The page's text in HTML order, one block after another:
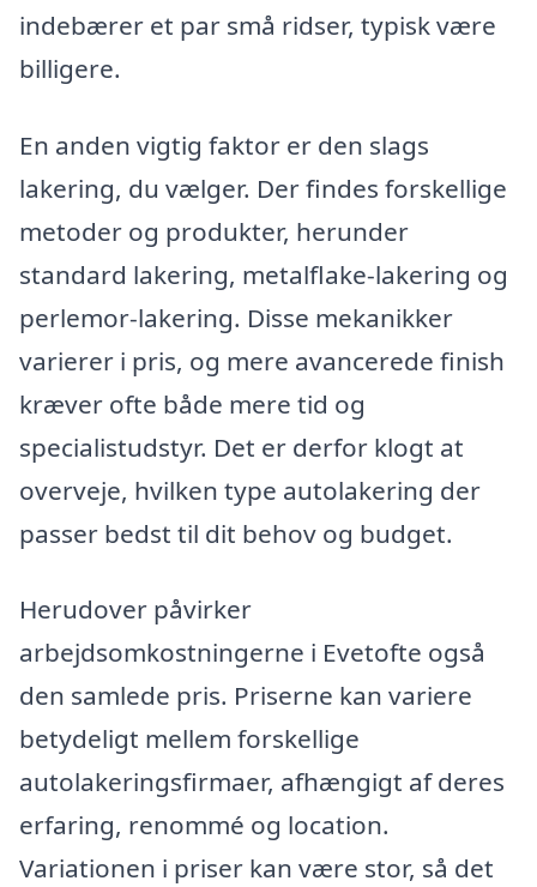
indebærer et par små ridser, typisk være
billigere.
En anden vigtig faktor er den slags
lakering, du vælger. Der findes forskellige
metoder og produkter, herunder
standard lakering, metalflake-lakering og
perlemor-lakering. Disse mekanikker
varierer i pris, og mere avancerede finish
kræver ofte både mere tid og
specialistudstyr. Det er derfor klogt at
overveje, hvilken type autolakering der
passer bedst til dit behov og budget.
Herudover påvirker
arbejdsomkostningerne i Evetofte også
den samlede pris. Priserne kan variere
betydeligt mellem forskellige
autolakeringsfirmaer, afhængigt af deres
erfaring, renommé og location.
Variationen i priser kan være stor, så det